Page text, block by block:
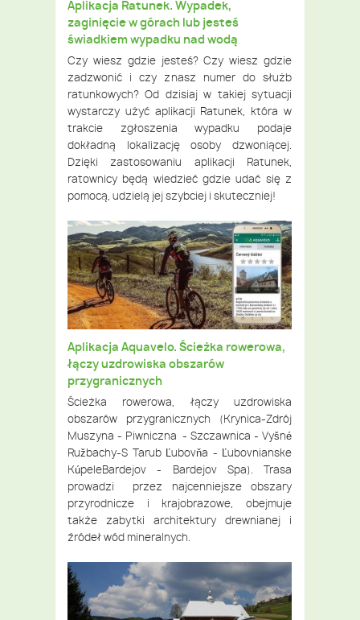
Aplikacja Ratunek. Wypadek,
zaginięcie w górach lub jesteś
świadkiem wypadku nad wodą
Czy wiesz gdzie jesteś? Czy wiesz gdzie
zadzwonić i czy znasz numer do służb
ratunkowych? Od dzisiaj w takiej sytuacji
wystarczy użyć aplikacji Ratunek, która w
trakcie zgłoszenia wypadku podaje
dokładną lokalizację osoby dzwoniącej.
Dzięki zastosowaniu aplikacji Ratunek,
ratownicy będą wiedzieć gdzie udać się z
pomocą, udzielą jej szybciej i skuteczniej!
Aplikacja Aquavelo. Ścieżka rowerowa,
łączy uzdrowiska obszarów
przygranicznych
Ścieżka rowerowa, łączy uzdrowiska
obszarów przygranicznych (Krynica-Zdrój
Muszyna - Piwniczna - Szczawnica - Vyšné
Ružbachy-S Tarub Ľubovňa - Ľubovnianske
KúpeleBardejov - Bardejov Spa). Trasa
prowadzi przez najcenniejsze obszary
przyrodnicze i krajobrazowe, obejmuje
także zabytki architektury drewnianej i
źródeł wód mineralnych.